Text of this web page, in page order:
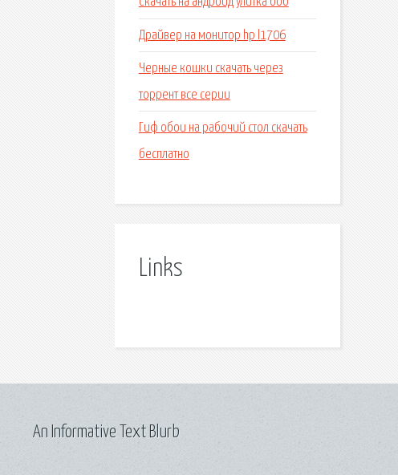
Драйвер на монитор hp l1706
Черные кошки скачать через
торрент все серии
Гиф обои на рабочий стол скачать
бесплатно
Links
An Informative Text Blurb